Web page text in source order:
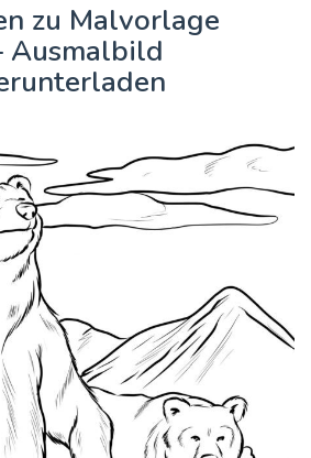
zu Malvorlage
Ausmalbild